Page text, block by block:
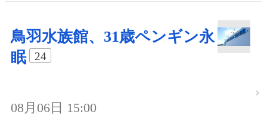
鳥羽水族館、31歳ペンギン永
眠
24
08月06日 15:00